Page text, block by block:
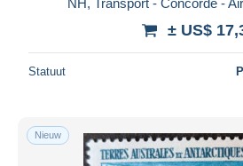
± US$
Statuut
Nieuw